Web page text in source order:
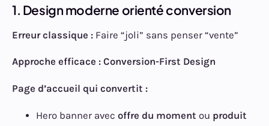
1. Design moderne orienté conversion
Erreur classique : Faire “joli” sans penser “vente”
Approche efficace : Conversion-First Design
Page d’accueil qui convertit :
Hero banner avec offre du moment ou produit